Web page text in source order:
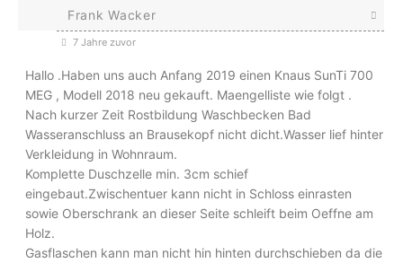
Frank Wacker
7 Jahre zuvor
Hallo .Haben uns auch Anfang 2019 einen Knaus SunTi 700
MEG , Modell 2018 neu gekauft. Maengelliste wie folgt .
Nach kurzer Zeit Rostbildung Waschbecken Bad
Wasseranschluss an Brausekopf nicht dicht.Wasser lief hinter
Verkleidung in Wohnraum.
Komplette Duschzelle min. 3cm schief
eingebaut.Zwischentuer kann nicht in Schloss einrasten
sowie Oberschrank an dieser Seite schleift beim Oeffne am
Holz.
Gasflaschen kann man nicht hin hinten durchschieben da die